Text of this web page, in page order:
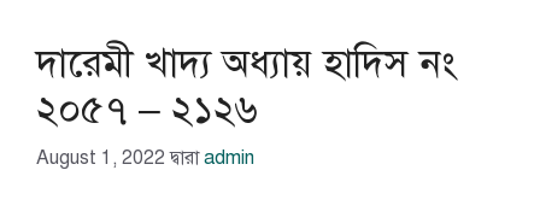
দারেমী খাদ্য অধ্যায় হাদিস নং
২০৫৭ – ২১২৬
August 1, 2022 দ্বারাadmin